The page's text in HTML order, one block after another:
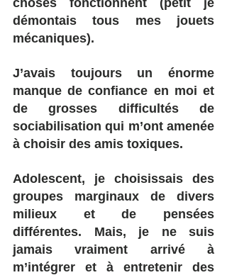
démontais tous mes jouets
mécaniques).
J’avais toujours un énorme
manque de confiance en moi et
de grosses difficultés de
sociabilisation qui m’ont amenée
à choisir des amis toxiques.
Adolescent, je choisissais des
groupes marginaux de divers
milieux et de pensées
différentes. Mais, je ne suis
jamais vraiment arrivé à
m’intégrer et à entretenir des